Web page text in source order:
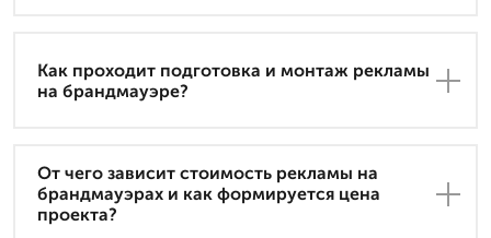
Как проходит подготовка и монтаж рекламы
на брандмауэре?
От чего зависит стоимость рекламы на
брандмауэрах и как формируется цена
проекта?